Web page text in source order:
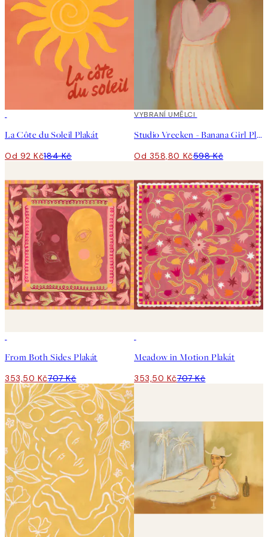
La Côte du Soleil Plakát
Od 92 Kč184 Kč
40%*
VYBRANÍ UMĚLCI
Studio Vreeken - Banana Girl Plakát
Od 358,80 Kč598 Kč
From Both Sides Plakát
353,50 Kč707 Kč
Meadow in Motion Plakát
353,50 Kč707 Kč